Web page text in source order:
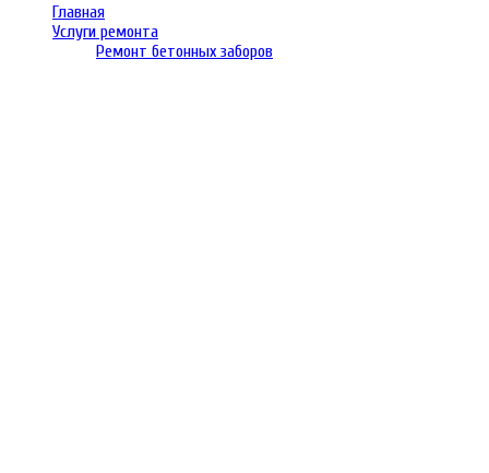
Главная
Услуги ремонта
Ремонт бетонных заборов